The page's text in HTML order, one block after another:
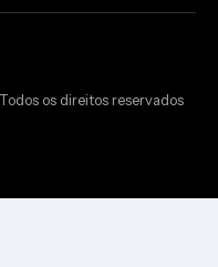
os direitos reservados